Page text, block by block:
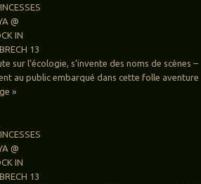
@
IN
13
sur l’écologie, s’invente des noms de scènes –
au public embarqué dans cette folle aventure
»
@
IN
13